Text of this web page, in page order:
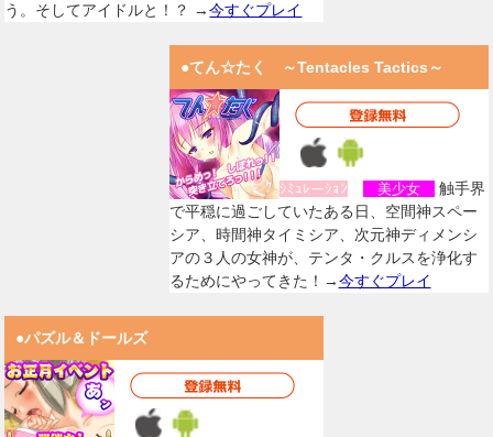
う。そしてアイドルと！？ →今すぐプレイ
●てん☆たく ～Tentacles Tactics～
ｼﾐｭﾚーｼｮﾝ 美少女
触手界
で平穏に過ごしていたある日、空間神スペー
シア、時間神タイミシア、次元神ディメンシ
アの３人の女神が、テンタ・クルスを浄化す
るためにやってきた！→今すぐプレイ
●パズル＆ドールズ